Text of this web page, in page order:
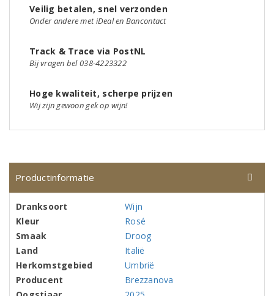
Veilig betalen, snel verzonden
Onder andere met iDeal en Bancontact
Track & Trace via PostNL
Bij vragen bel 038-4223322
Hoge kwaliteit, scherpe prijzen
Wij zijn gewoon gek op wijn!
Productinformatie
Dranksoort
Wijn
Kleur
Rosé
Smaak
Droog
Land
Italië
Herkomstgebied
Umbrië
Producent
Brezzanova